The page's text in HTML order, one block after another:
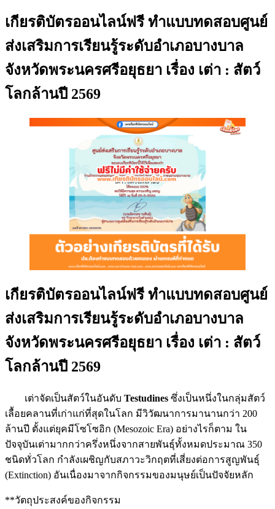
เกียรติบัตรออนไลน์ฟรี ทำแบบทดสอบศูนย์
ส่งเสริมการเรียนรู้ระดับอำเภอบางบาล
จังหวัดพระนครศรีอยุธยา เรื่อง เต่า : สัตว์
โลกล้านปี 2569
เกียรติบัตรออนไลน์ฟรี ทำแบบทดสอบศูนย์
ส่งเสริมการเรียนรู้ระดับอำเภอบางบาล
จังหวัดพระนครศรีอยุธยา เรื่อง เต่า : สัตว์
โลกล้านปี 2569
เต่าจัดเป็นสัตว์ในอันดับ Testudines ซึ่งเป็นหนึ่งในกลุ่มสัตว์
เลื้อยคลานที่เก่าแก่ที่สุดในโลก มีวิวัฒนาการมานานกว่า 200
ล้านปี ตั้งแต่ยุคมีโซโซอิก (Mesozoic Era) อย่างไรก็ตาม ใน
ปัจจุบันเต่ามากกว่าครึ่งหนึ่งจากสายพันธุ์ทั้งหมดประมาณ 350
ชนิดทั่วโลก กำลังเผชิญกับสภาวะวิกฤตที่เสี่ยงต่อการสูญพันธุ์
(Extinction) อันเนื่องมาจากกิจกรรมของมนุษย์เป็นปัจจัยหลัก
**วัตถุประสงค์ของกิจกรรม